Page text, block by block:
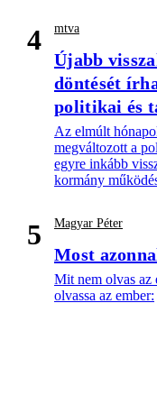
4 mtva
Újabb
döntését
politikai és
Az elmúlt
megváltozott a
egyre inkább
kormány
5 Magyar Péter
Most
Mit nem olvas az
olvassa az ember: